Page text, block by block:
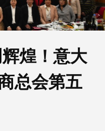
煌！意大
总会第五